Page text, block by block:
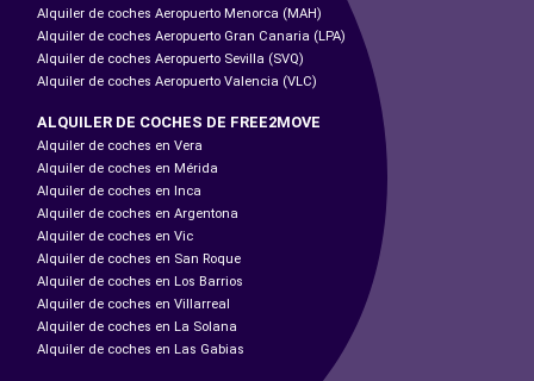
Alquiler de coches Aeropuerto Menorca (MAH)
Alquiler de coches Aeropuerto Gran Canaria (LPA)
Alquiler de coches Aeropuerto Sevilla (SVQ)
Alquiler de coches Aeropuerto Valencia (VLC)
ALQUILER DE COCHES DE FREE2MOVE
Alquiler de coches en Vera
Alquiler de coches en Mérida
Alquiler de coches en Inca
Alquiler de coches en Argentona
Alquiler de coches en Vic
Alquiler de coches en San Roque
Alquiler de coches en Los Barrios
Alquiler de coches en Villarreal
Alquiler de coches en La Solana
Alquiler de coches en Las Gabias